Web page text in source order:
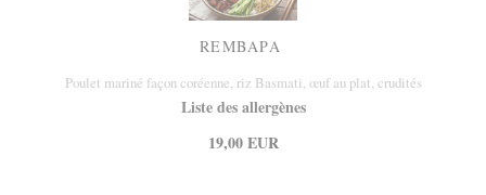
REMBAPA
Poulet mariné façon coréenne, riz Basmati, œuf au plat, crudités
Liste des allergènes
19,00 EUR